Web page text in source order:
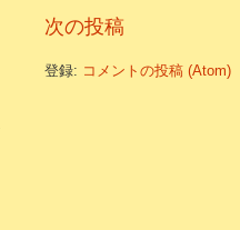
次の投稿
登録: コメントの投稿 (Atom)